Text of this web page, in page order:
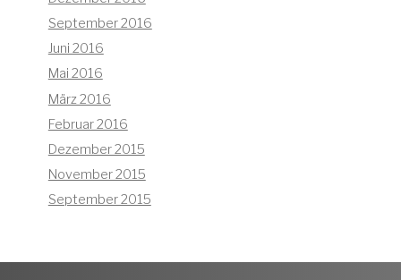
September 2016
Juni 2016
Mai 2016
März 2016
Februar 2016
Dezember 2015
November 2015
September 2015